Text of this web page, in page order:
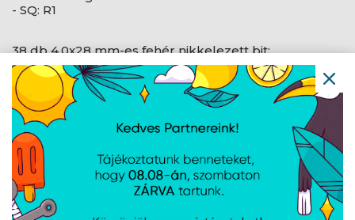
- SQ: R1
38 db 4,0x28 mm-es fehér nikkelezett bit:
- Réselt: 1,0 / 1,5 / 2,0 / 2,5 / 3,0 / 3,5 / 4,0
- Phillips: 1,0 / 1,5 / 2,0 / 2,5 / 3,5
- Torx: T3 / T4 / T5 / T5 / T6 / T7 / T8 / T9 / T10 / T15 /
T20
- Hex: H0,9 / H1,3 / H1,5 / H2,0 / H2,5 / H3,0 / H3,5 / H4,0
/ H4,5 / H5,0 / H6,0
- Háromszög: 2.0 / 2.3
- Háromszárnyú: Y2.0
- Pentalobe (csillag): 0,8
- U alakú: U2.6